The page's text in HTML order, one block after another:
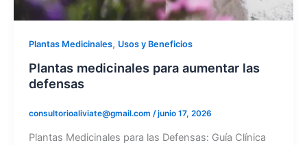
Plantas Medicinales, Usos y Beneficios
Plantas medicinales para aumentar las
defensas
consultorioaliviate@gmail.com /junio 17, 2026
Plantas Medicinales para las Defensas: Guía Clínica